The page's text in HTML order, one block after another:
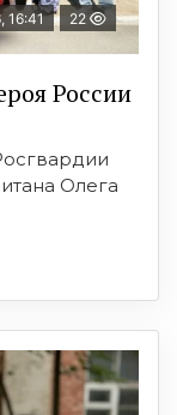
16:41 22
России
Олега